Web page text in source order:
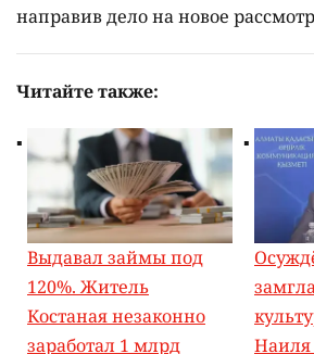
направив дело на новое
Читайте также:
Выдавал займы под
120%. Житель
Костаная незаконно
заработал 1 млрд